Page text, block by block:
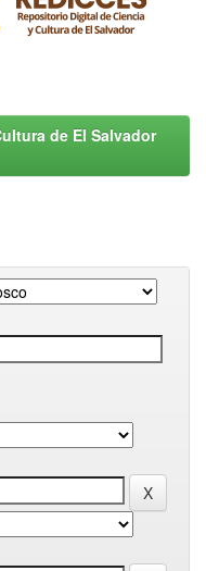
de El Salvador